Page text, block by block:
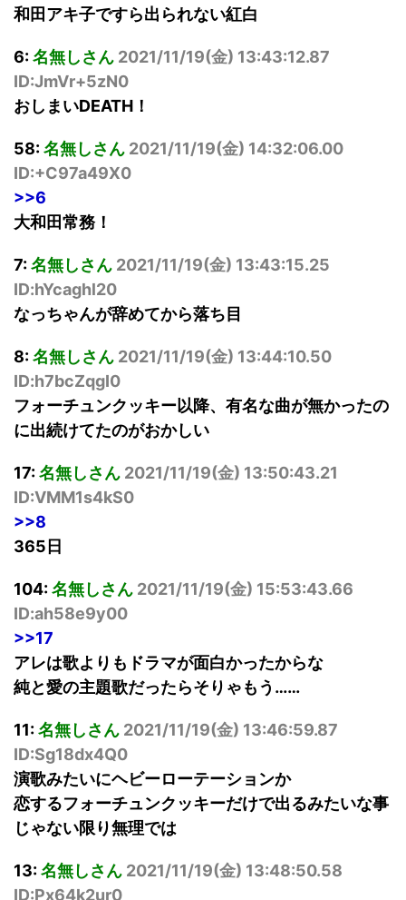
和田アキ子ですら出られない紅白
6:名無しさん 2021/11/19(金) 13:43:12.87
ID:JmVr+5zN0
おしまいDEATH！
58:名無しさん 2021/11/19(金) 14:32:06.00
ID:+C97a49X0
>>6
大和田常務！
7:名無しさん 2021/11/19(金) 13:43:15.25
ID:hYcaghl20
なっちゃんが辞めてから落ち目
8:名無しさん 2021/11/19(金) 13:44:10.50
ID:h7bcZqgI0
フォーチュンクッキー以降、有名な曲が無かったの
に出続けてたのがおかしい
17:名無しさん 2021/11/19(金) 13:50:43.21
ID:VMM1s4kS0
>>8
365日
104:名無しさん 2021/11/19(金) 15:53:43.66
ID:ah58e9y00
>>17
アレは歌よりもドラマが面白かったからな
純と愛の主題歌だったらそりゃもう……
11:名無しさん 2021/11/19(金) 13:46:59.87
ID:Sg18dx4Q0
演歌みたいにヘビーローテーションか
恋するフォーチュンクッキーだけで出るみたいな事
じゃない限り無理では
13:名無しさん 2021/11/19(金) 13:48:50.58
ID:Px64k2ur0